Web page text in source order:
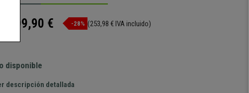
209,90 € -28% (253,98 € IVA incluido)
disponible
descripción detallada